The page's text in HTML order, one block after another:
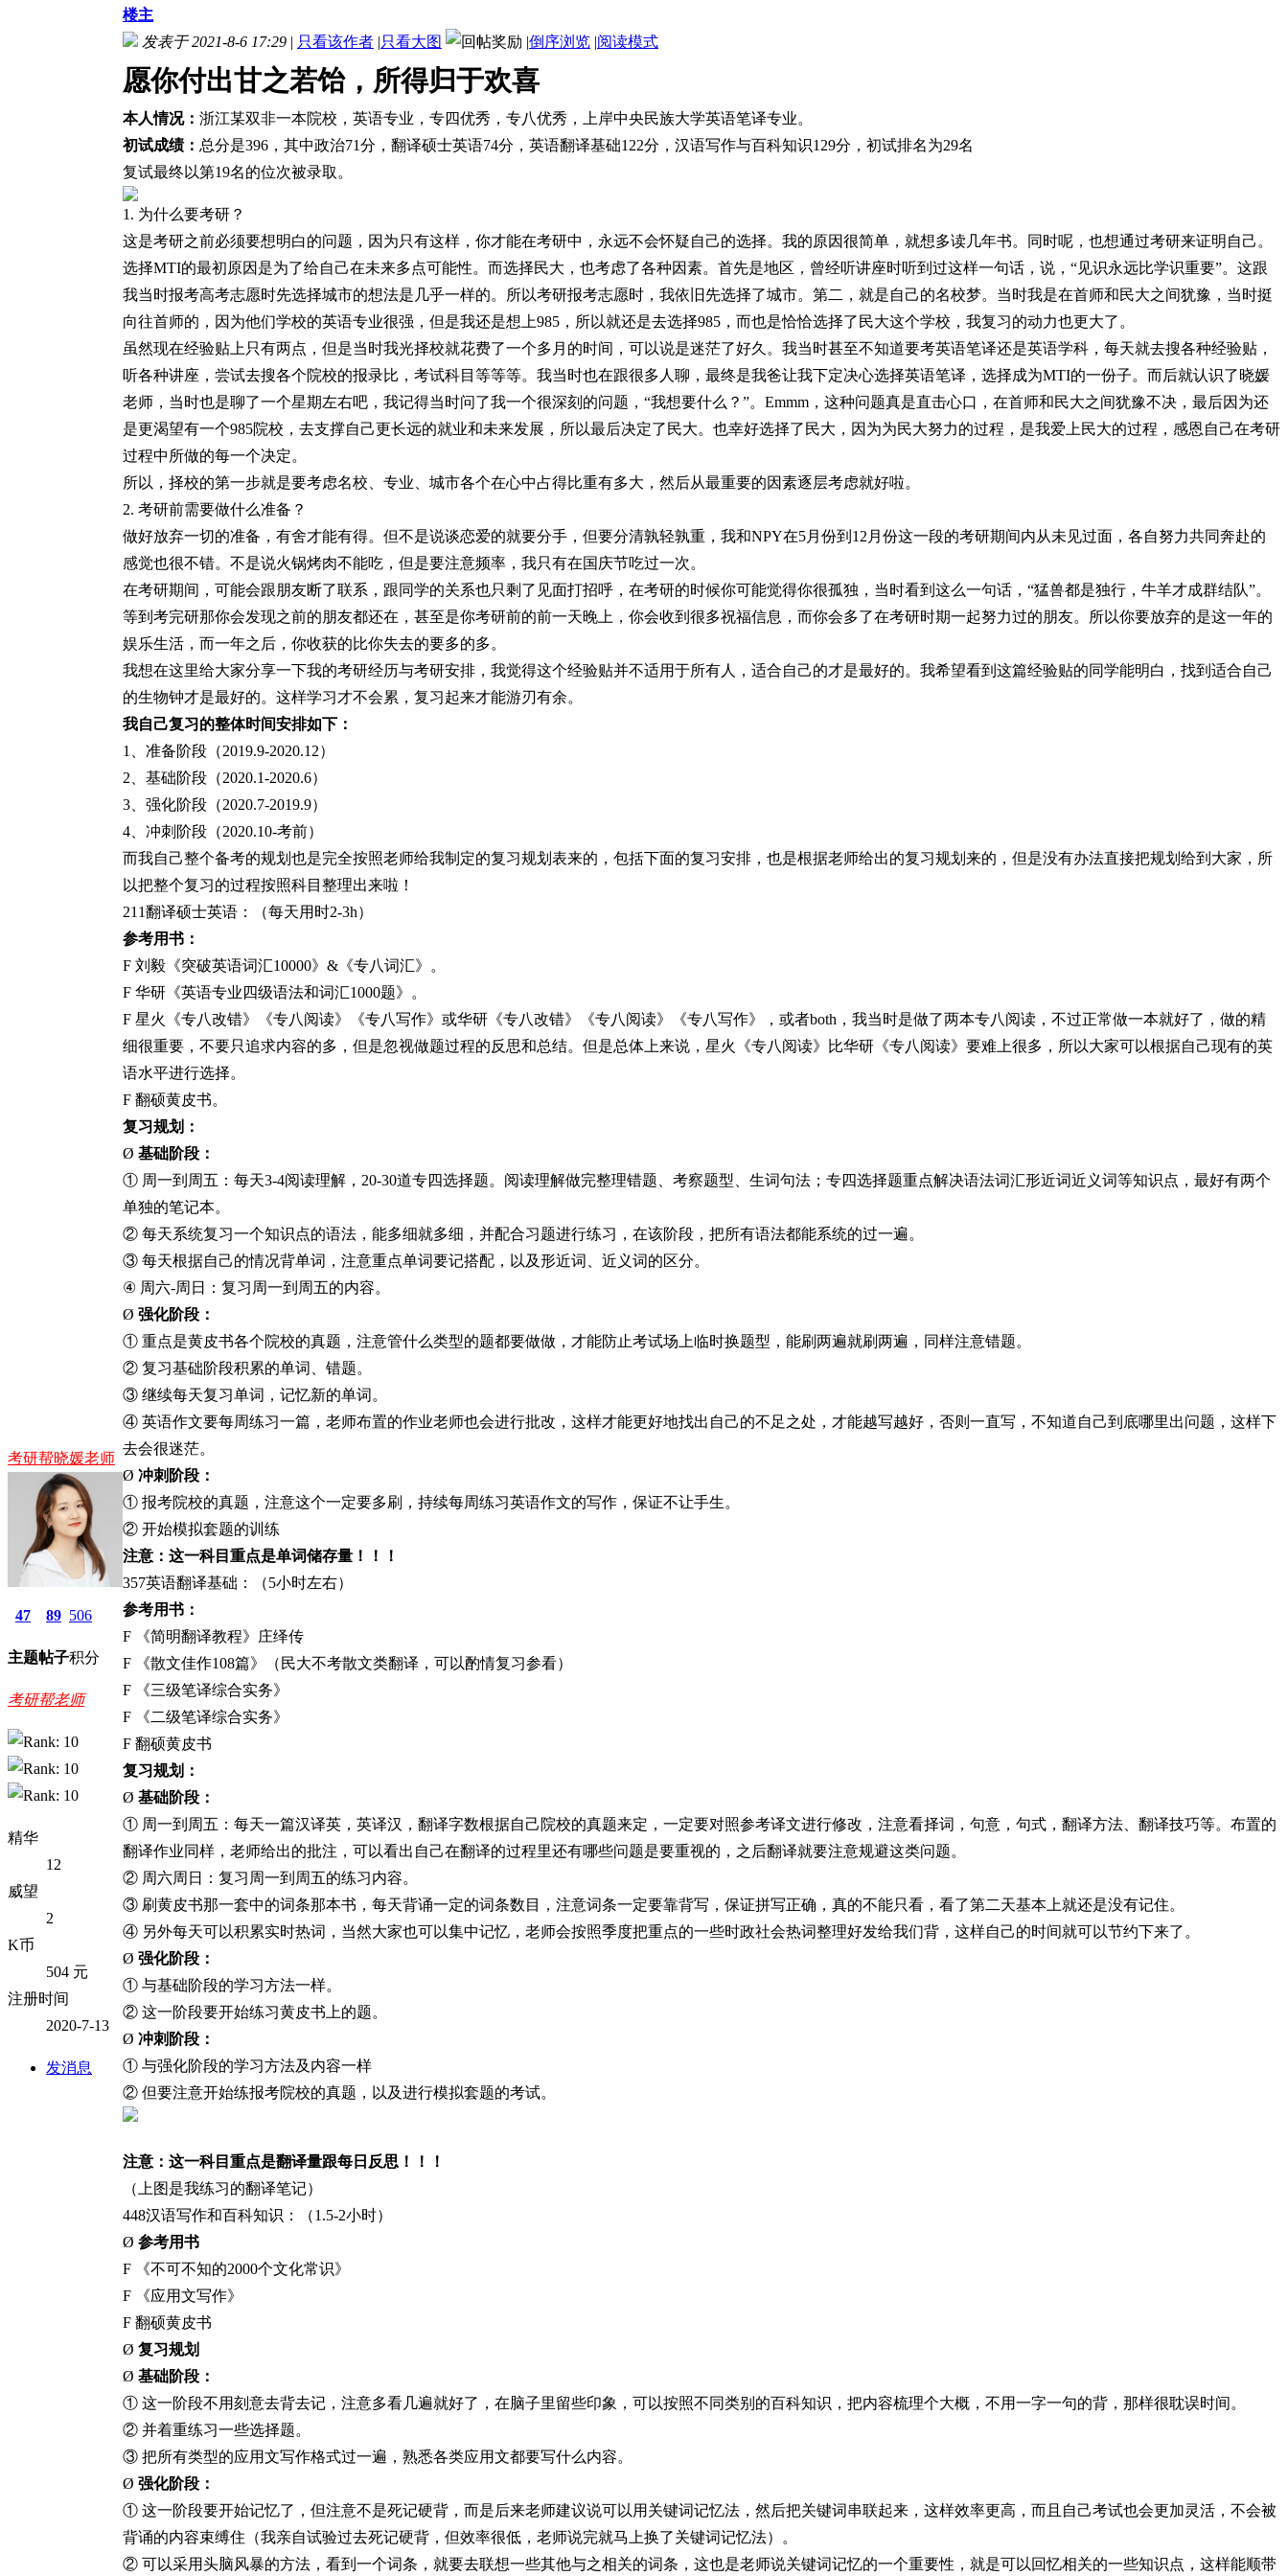
考研帮晓媛老师
47
主题
89
帖子
506
积分
考研帮老师
精华
12
威望
2
K币
504 元
注册时间
2020-7-13
发消息
楼主
发表于 2021-8-6 17:29 | 只看该作者 |只看大图 |倒序浏览 |阅读模式
愿你付出甘之若饴，所得归于欢喜
本人情况： 浙江某双非一本院校，英语专业，专四优秀，专八优秀，上岸中央民族大学英语笔译专业。
初试成绩： 总分是396，其中政治71分，翻译硕士英语74分，英语翻译基础122分，汉语写作与百科知识129分 ，初试排名为29名
复试最终以第19名的位次被录取。
1. 为什么要考研？
这是考研之前必须要想明白的问题，因为只有这样，你才能在考研中，永远不会怀疑自己的选择。我的原因很简单，就想多读几年书。同时呢，也想通过考研来证明自己。
选择MTI的最初原因是为了给自己在未来多点可能性。而选择民大，也考虑了各种因素。首先是地区，曾经听讲座时听到过这样一句话，说，“见识永远比学识重要”。这跟
我当时报考高考志愿时先选择城市的想法是几乎一样的。所以考研报考志愿时，我依旧先选择了城市。第二，就是自己的名校梦。当时我是在首师和民大之间犹豫，当时挺
向往首师的，因为他们学校的英语专业很强，但是我还是想上985 ，所以就还是去选择985，而也是恰恰选择了民大这个学校，我复习的动力也更大了。
虽然现在经验贴上只有两点，但是当时我光择校就花费了一个多月的时间，可以说是迷茫了好久。我当时甚至不知道要考英语笔译还是英语学科，每天就去搜各种经验贴，
听各种讲座，尝试去搜各个院校的报录比，考试科目等等等。 我当时也在跟很多人聊，最终是我爸让我下定决心选择英语笔译，选择成为MTI的一份子。而后就认识了晓媛
老师，当时也是聊了一个星期左右吧，我记得当时问了我一个很深刻的问题，“我想要什么？”。Emmm，这种问题真是直击心口，在首师和民大之间犹豫不决，最后因为还
是更渴望有一个985院校，去支撑自己更长远的就业和未来发展，所以最后决定了民大。也幸好选择了民大，因为为民大努力的过程，是我爱上民大的过程，感恩自己在考研
过程中所做的每一个决定。
所以，择校的第一步就是要考虑名校、专业、城市各个在心中占得比重有多大，然后从最重要的因素逐层考虑就好啦。
2. 考研前需要做什么准备？
做好放弃一切的准备，有舍才能有得。但不是说谈恋爱的就要分手，但要分清孰轻孰重，我和NPY在5月份到12月份这一段的考研期间内从未见过面，各自努力共同奔赴的
感觉也很不错。不是说火锅烤肉不能吃，但是要注意频率，我只有在国庆节吃过一次。
在考研期间，可能会跟朋友断了联系，跟同学的关系也只剩了见面打招呼，在考研的时候你可能觉得你很孤独，当时看到这么一句话， “猛兽都是独行，牛羊才成群结队”。
等到考完研那你会发现之前的朋友都还在，甚至是你考研前的前一天晚上，你会收到很多祝福信息，而你会多了在考研时期一起努力过的朋友。所以你要放弃的是这一年的
娱乐生活，而一年之后，你收获的比你失去的要多的多。
我想在这里给大家分享一下我的考研经历与考研安排，我觉得这个经验贴并不适用于所有人，适合自己的才是最好的。我希望看到这篇经验贴的同学能明白，找到适合自己
的生物钟才是最好的。这样学习才不会累，复习起来才能游刃有余。
我自己复习的整体时间安排如下 ：
1、 准备阶段（2019.9-2020.12）
2、 基础阶段（2020.1-2020.6）
3、强化阶段（2020.7-2019.9）
4、 冲刺阶段（2020.10-考前）
而我自己整个备考的规划也是完全按照老师给我制定的复习规划表来的，包括下面的复习安排，也是根据老师给出的复习规划来的，但是没有办法直接把规划给到大家，所
以把整个复习的过程按照科目整理出来啦！
211翻译硕士英语：（每天用时2-3h）
参考用书：
F 刘毅《突破英语词汇10000》 &《专八词汇》。
F 华研《英语专业四级语法和词汇1000题》。
F 星火《专八改错》《专八阅读》《专八写作》或华研《专八改错》《专八阅读》《专八写作》，或者both，我当时是做了两本专八阅读，不过正常做一本就好了，做的精
细很重要，不要只追求内容的多，但是忽视做题过程的反思和总结。但是总体上来说，星火《专八阅读》比华研《专八阅读》要难上很多，所以大家可以根据自己现有的英
语水平进行选择。
F 翻硕黄皮书。
复习规划：
Ø 基础阶段：
① 周一到周五： 每天3-4阅读理解，20-30道专四选择题。阅读理解做完整理错题、考察题型、生词句法；专四选择题重点解决语法词汇形近词近义词等知识点，最好有两个
单独的笔记本。
② 每天系统复习一个知识点的语法，能多细就多细，并配合习题进行练习，在该阶段，把所有语法都能系统的过一遍。
③ 每天根据自己的情况背单词，注意重点单词要记搭配，以及形近词、近义词的区分。
④ 周六-周日：复习周一到周五的内容。
Ø 强化阶段：
① 重点是黄皮书各个院校的真题，注意管什么类型的题都要做做，才能防止考试场上临时换题型，能刷两遍就刷两遍，同样注意错题。
② 复习基础阶段积累的单词、错题。
③ 继续每天复习单词，记忆新的单词。
④ 英语作文要每周练习一篇，老师布置的作业老师也会进行批改，这样才能更好地找出自己的不足之处，才能越写越好，否则一直写，不知道自己到底哪里出问题，这样下
去会很迷茫。
Ø 冲刺阶段：
① 报考院校的真题，注意这个一定要多刷，持续每周练习英语作文的写作，保证不让手生。
② 开始模拟套题的训练
注意：这一科目重点是单词储存量！！！
357英语翻译基础：（5小时左右）
参考用书：
F 《简明翻译教程》庄绎传
F
《散文佳作108篇》（民大不考散文类翻译，可以酌情复习参看）
F 《三级笔译综合实务》
F 《二级笔译综合实务》
F 翻硕黄皮书
复习规划：
Ø 基础阶段：
① 周一到周五：每天一篇汉译英，英译汉，翻译字数根据自己院校的真题来定，一定要对照参考译文进行修改，注意看择词，句意，句式，翻译方法、翻译技巧等。布置的
翻译作业同样，老师给出的批注，可以看出自己在翻译的过程里还有哪些问题是要重视的，之后翻译就要注意规避这类问题。
② 周六周日：复习周一到周五的练习内容。
③ 刷黄皮书那一套中的词条那本书，每天背诵一定的词条数目，注意词条一定要靠背写，保证拼写正确，真的不能只看，看了第二天基本上就还是没有记住。
④ 另外每天可以积累实时热词，当然大家也可以集中记忆，老师会按照季度把重点的一些时政社会热词整理好发给我们背，这样自己的时间就可以节约下来了。
Ø 强化阶段：
① 与基础阶段的学习方法一样。
② 这一阶段要开始练习黄皮书上的题。
Ø 冲刺阶段：
① 与强化阶段的学习方法及内容一样
② 但要注意开始练报考院校的真题，以及进行模拟套题的考试。
注意：这一科目重点是翻译量跟每日反思！！！
（上图是我练习的翻译笔记）
448汉语写作和百科知识：（1.5-2小时）
Ø 参考用书
F
《不可不知的2000个文化常识》
F 《应用文写作》
F 翻硕黄皮书
Ø 复习规划
Ø 基础阶段：
① 这一阶段不用刻意去背去记，注意多看几遍就好了，在脑子里留些印象，可以按照不同类别的百科知识，把内容梳理个大概，不用一字一句的背，那样很耽误时间。
② 并着重练习一些选择题。
③ 把所有类型的应用文写作格式过一遍，熟悉各类应用文都要写什么内容。
Ø 强化阶段：
① 这一阶段要开始记忆了，但注意不是死记硬背，而是后来老师建议说可以用关键词记忆法，然后把关键词串联起来，这样效率更高，而且自己考试也会更加灵活，不会被
背诵的内容束缚住（我亲自试验过去死记硬背，但效率很低，老师说完就马上换了关键词记忆法）。
② 可以采用头脑风暴的方法，看到一个词条，就要去联想一些其他与之相关的词条，这也是老师说关键词记忆的一个重要性，就是可以回忆相关的一些知识点，这样能顺带